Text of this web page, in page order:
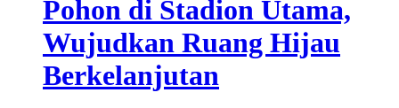
Pohon di Stadion Utama,
Wujudkan Ruang Hijau
Berkelanjutan